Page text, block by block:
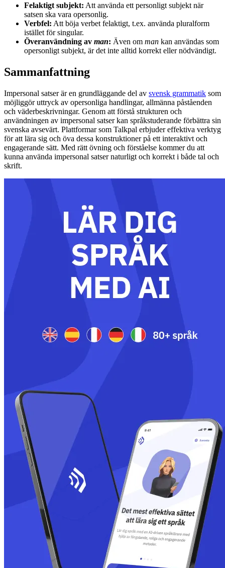
Felaktigt subjekt: Att använda ett personligt subjekt när
satsen ska vara opersonlig.
Verbfel: Att böja verbet felaktigt, t.ex. använda pluralform
istället för singular.
Överanvändning av man: Även om man kan användas som
opersonligt subjekt, är det inte alltid korrekt eller nödvändigt.
Sammanfattning
Impersonal satser är en grundläggande del av svensk grammatik som
möjliggör uttryck av opersonliga handlingar, allmänna påståenden
och väderbeskrivningar. Genom att förstå strukturen och
användningen av impersonal satser kan språkstuderande förbättra sin
svenska avsevärt. Plattformar som Talkpal erbjuder effektiva verktyg
för att lära sig och öva dessa konstruktioner på ett interaktivt och
engagerande sätt. Med rätt övning och förståelse kommer du att
kunna använda impersonal satser naturligt och korrekt i både tal och
skrift.